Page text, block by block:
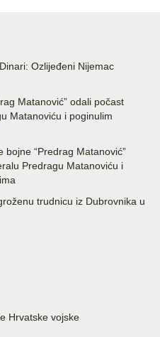
Ozlijeđeni Nijemac
Matanović” odali počast
Matanoviću i poginulim
bojne “Predrag Matanović”
Predragu Matanoviću i
trudnicu iz Dubrovnika u
Hrvatske vojske